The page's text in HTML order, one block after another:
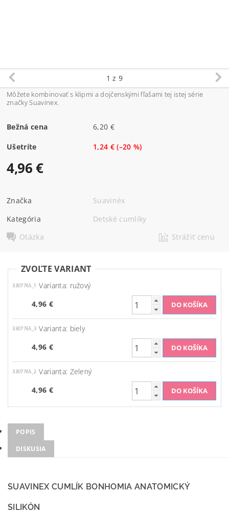
1 z 9
Môžete kombinovať s klipmi a dojčenskými fľašami tej istej série
značky Suavinex.
Bežná cena 6,20 €
Ušetríte 1,24 €(–20 %)
4,96 €
Značka
Suavinéx
Kategória
Detské cumlíky
Otázka
Strážiť cenu
ZVOĽTE VARIANT
3307765_1
Varianta: ružový
4,96 €
3307765_3 Varianta: biely
4,96 €
3307765_2 Varianta: Zelený
4,96 €
POPIS
DISKUSIA
SUAVINEX CUMLÍK BONHOMIA ANATOMICKÝ
SILIKÓN